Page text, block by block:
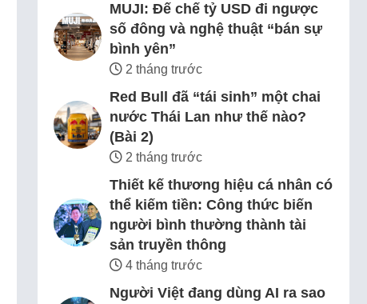
MUJI: Đế chế tỷ USD đi ngược
số đông và nghệ thuật “bán sự
bình yên”
2 tháng trước
Red Bull đã “tái sinh” một chai
nước Thái Lan như thế nào?
(Bài 2)
2 tháng trước
Thiết kế thương hiệu cá nhân có
thể kiếm tiền: Công thức biến
người bình thường thành tài
sản truyền thông
4 tháng trước
Người Việt đang dùng AI ra sao